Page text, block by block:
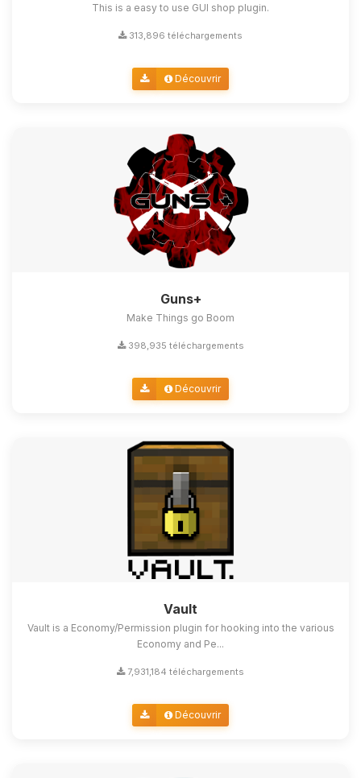
This is a easy to use GUI shop plugin.
313,896 téléchargements
Découvrir
Guns+
Make Things go Boom
398,935 téléchargements
Découvrir
Vault
Vault is a Economy/Permission plugin for hooking into the various
Economy and Pe...
7,931,184 téléchargements
Découvrir